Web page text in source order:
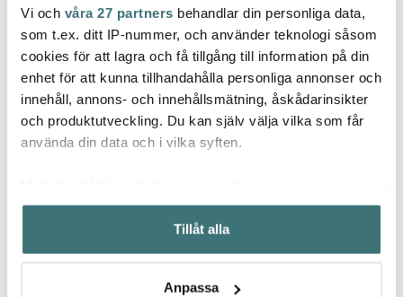
Vi och våra 27 partners behandlar din personliga data,
som t.ex. ditt IP-nummer, och använder teknologi såsom
cookies för att lagra och få tillgång till information på din
enhet för att kunna tillhandahålla personliga annonser och
innehåll, annons- och innehållsmätning, åskådarinsikter
och produktutveckling. Du kan själv välja vilka som får
använda din data och i vilka syften.
Samla in information om din geografiska plats som
kan ha en noggrannhet på upp till flera meter
Identifiera din enhet genom att aktivt skanna den för
Tillåt alla
Anpassa
Dorre
Viera Vin- &
Champagneställning
79 cm Silver
652 kr 869 kr
I lager
Wmf
Profi stekpanna 28 cm
stål
1259 kr
I lager
cm 3
1999
Låt dig inspireras av våra kunder